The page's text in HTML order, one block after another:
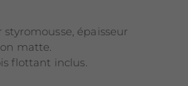
épaisseur
matte.
flottant inclus.